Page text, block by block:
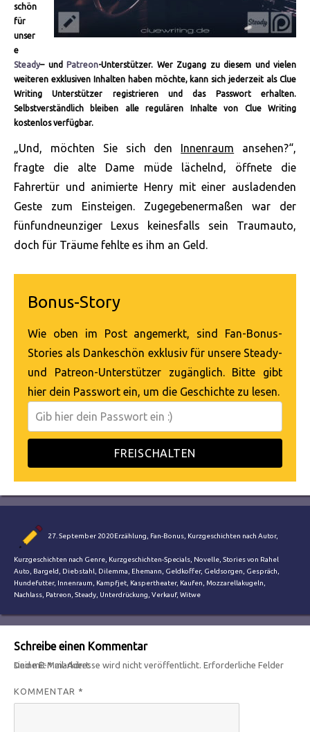
schön
für
unser
e
Steady– und Patreon-Unterstützer. Wer Zugang zu diesem und vielen
weiteren exklusiven Inhalten haben möchte, kann sich jederzeit als Clue
Writing Unterstützer registrieren und das Passwort erhalten.
Selbstverständlich bleiben alle regulären Inhalte von Clue Writing
kostenlos verfügbar.
„Und, möchten Sie sich den Innenraum ansehen?“,
fragte die alte Dame müde lächelnd, öffnete die
Fahrertür und animierte Henry mit einer ausladenden
Geste zum Einsteigen. Zugegebenermaßen war der
fünfundneunziger Lexus keinesfalls sein Traumauto,
doch für Träume fehlte es ihm an Geld.
Bonus-Story
Wie oben im Post angemerkt, sind Fan-Bonus-
Stories als Dankeschön exklusiv für unsere Steady-
und Patreon-Unterstützer zugänglich. Bitte gibt
hier dein Passwort ein, um die Geschichte zu lesen.
FREISCHALTEN
am
27. September 2020 Erzählung, Fan-Bonus, Kurzgeschichten nach Autor,
Kurzgeschichten nach Genre, Kurzgeschichten-Specials, Novelle, Stories von Rahel
Auto, Bargeld, Diebstahl, Dilemma, Ehemann, Geldkoffer, Geldsorgen, Gespräch,
Hundefutter, Innenraum, Kampfjet, Kaspertheater, Kaufen, Mozzarellakugeln,
Nachlass, Patreon, Steady, Unterdrückung, Verkauf, Witwe
Schreibe einen Kommentar
Deine E-Mail-Adresse wird nicht veröffentlicht.
Erforderliche Felder sind mit*markiert
KOMMENTAR *